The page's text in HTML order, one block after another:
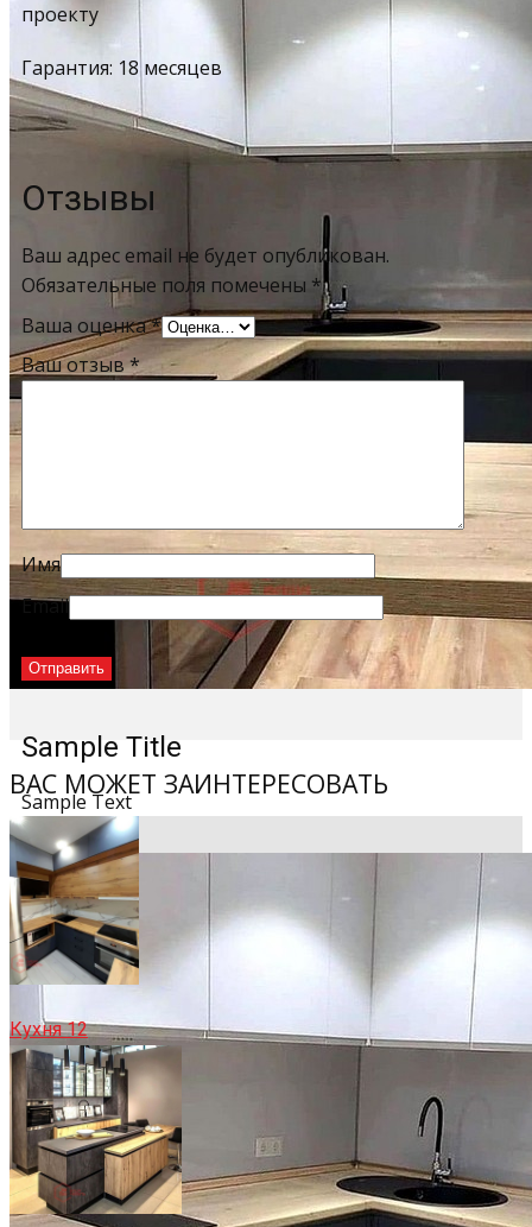
Sample Title
Sample Text
проекту
Гарантия: 18 месяцев
Отзывы
Ваш адрес email не будет опубликован.
Обязательные поля помечены *
Ваша оценка*
Ваш отзыв*
Имя
Email
ВАС МОЖЕТ ЗАИНТЕРЕСОВАТЬ
Кухня 12